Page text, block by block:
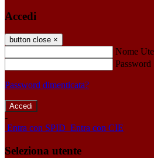
Accedi
button close ×
Nome
Password
Password dimenticata?
-
Entra con SPID Entra con CIE
Seleziona utente